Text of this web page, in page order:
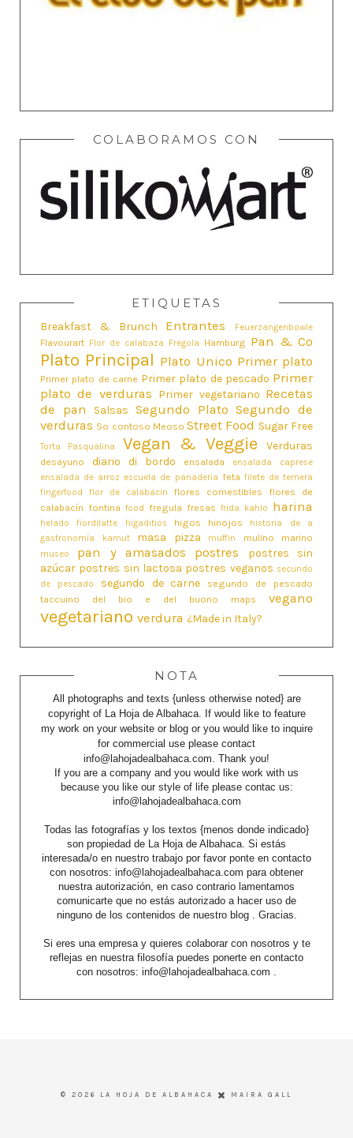
COLABORAMOS CON
ETIQUETAS
Breakfast & Brunch Entrantes Feuerzangenbowle
Flavourart Flor de calabaza Fregola Hamburg Pan & Co
Plato Principal Plato Unico Primer plato
Primer plato de carne Primer plato de pescado Primer
plato de verduras Primer vegetariano Recetas
de pan
Salsas Segundo Plato Segundo de
verduras So contoso Meoso Street Food Sugar Free
Torta Pasqualina Vegan & Veggie Verduras
desayuno diario di bordo ensalada
ensalada caprese
ensalada de arroz escuela de panaderia feta filete de ternera
fingerfood
flor de calabacin flores comestibles
flores de
calabacín fontina food fregula fresas frida kahlo harina
helado fiordilatte higaditios higos hinojos
historia de a
gastronomía
kamut masa pizza muffin mulino marino
museo pan y amasados postres
postres sin
azúcar postres sin lactosa postres veganos secundo
de pescado
segundo de carne
segundo de pescado
taccuino del bio e del buono maps
vegano
vegetariano verdura ¿Made in Italy?
NOTA
All photographs and texts {unless otherwise noted} are
copyright of La Hoja de Albahaca. If would like to feature
my work on your website or blog or you would like to inquire
for commercial use please contact
info@lahojadealbahaca.com. Thank you!
If you are a company and you would like work with us
because you like our style of life please contac us:
info@lahojadealbahaca.com
Todas las fotografías y los textos {menos donde indicado}
son propiedad de La Hoja de Albahaca. Si estás
interesada/o en nuestro trabajo por favor ponte en contacto
con nosotros: info@lahojadealbahaca.com para obtener
nuestra autorización, en caso contrario lamentamos
comunicarte que no estás autorizado a hacer uso de
ninguno de los contenidos de nuestro blog . Gracias.
Si eres una empresa y quieres colaborar con nosotros y te
reflejas en nuestra filosofía puedes ponerte en contacto
con nosotros: info@lahojadealbahaca.com .
© 2026 LA HOJA DE ALBAHACA MAIRA GALL